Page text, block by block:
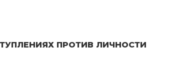
ПРОТИВ ЛИЧНОСТИ